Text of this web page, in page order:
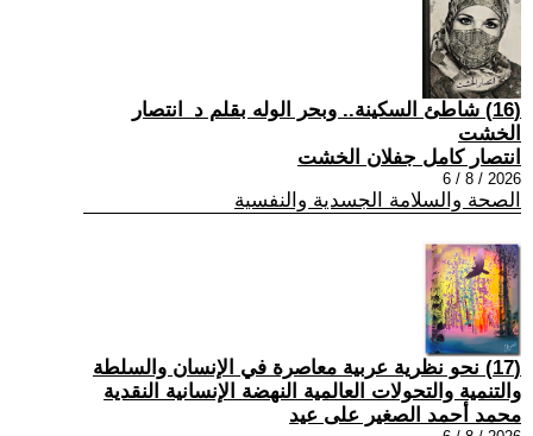
(16) شاطئ السكينة.. وبحر الوله بقلم د_انتصار
الخشت
انتصار كامل جفلان الخشت
2026 / 8 / 6
الصحة والسلامة الجسدية والنفسية
(17) نحو نظرية عربية معاصرة في الإنسان والسلطة
والتنمية والتحولات العالمية النهضة الإنسانية النقدية
محمد أحمد الصغير على عيد